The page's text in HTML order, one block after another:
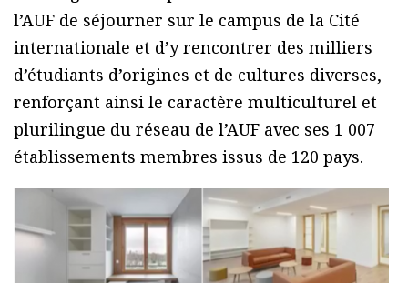
l’AUF de séjourner sur le campus de la Cité
internationale et d’y rencontrer des milliers
d’étudiants d’origines et de cultures diverses,
renforçant ainsi le caractère multiculturel et
plurilingue du réseau de l’AUF avec ses 1 007
établissements membres issus de 120 pays.